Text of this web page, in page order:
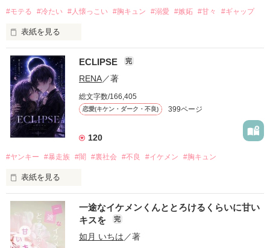
#モテる #冷たい #人懐っこい #胸キュン #溺愛 #嫉妬 #甘々 #ギャップ
表紙を見る
「好きだったから、別れを選んだ。」
モテる人を好きになるのが怖かった。
だから私は、中学時代に大好きだった彼を自分から振った。
もう会うことはないと思っていたのに、
高校生になって再会した彼は、隣の学校で”王子様”と呼ばれる
他の女の子には冷たいのに
私にだけ昔と変わらない笑顔を向けてくる。
「澪ちゃん。」
ECLIPSE 完
RENA／著
総文字数/166,405
恋愛(キケン・ダーク・不良) 399ページ
120
#ヤンキー #暴走族 #闇 #裏社会 #不良 #イケメン #胸キュン
表紙を見る
表紙画像はAIです
作品を読む
一途なイケメンくんととろけるくらいに甘い
キスを
完
如月 いちは ／著